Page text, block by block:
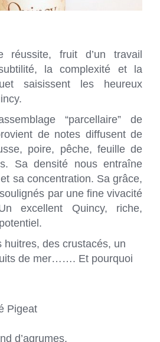
réussite, fruit d’un travail
la complexité et la
saisissent les heureux
“parcellaire” de
de notes diffusent de
poire, pêche, feuille de
Sa densité nous entraîne
sa concentration. Sa grâce,
par une fine vivacité
excellent Quincy, riche,
huitres, des crustacés, un
de mer……. Et pourquoi
Pigeat
d’agrumes,